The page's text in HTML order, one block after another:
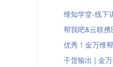
维知学堂-线下
帮我吧&云联
优秀！金万维
干货输出 | 金